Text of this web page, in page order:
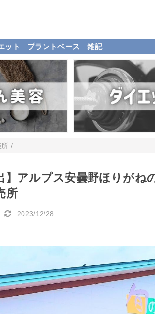
ット プラントベース 雑記
所 /
】アルプス安曇野ほりがね
所
2023/12/28